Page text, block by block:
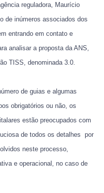
reguladora, Maurício
de inúmeros associados dos
entrando em contato e
analisar a proposta da ANS,
TISS, denominada 3.0.
de guias e algumas
obrigatórios ou não, os
estão preocupados com
de todos os detalhes por
neste processo,
e operacional, no caso de